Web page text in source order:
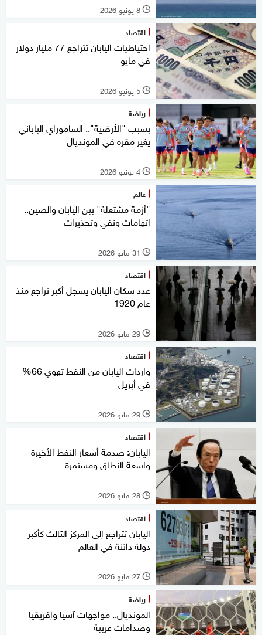
l 8 يونيو 2026
اقتصاد
احتياطيات اليابان تتراجع 77 مليار دولار
في مايو
l 5 يونيو 2026
رياضة
بسبب "الأرضية".. الساموراي الياباني
يغير مقره في المونديال
l 4 يونيو 2026
عالم
"أزمة مشتعلة" بين اليابان والصين..
اتهامات ونفي وتحذيرات
l 31 مايو 2026
اقتصاد
عدد سكان اليابان يسجل أكبر تراجع منذ
عام 1920
l 29 مايو 2026
اقتصاد
واردات اليابان من النفط تهوي 66%
في أبريل
l 29 مايو 2026
اقتصاد
اليابان: صدمة أسعار النفط الأخيرة
واسعة النطاق ومستمرة
l 28 مايو 2026
اقتصاد
اليابان تتراجع إلى المركز الثالث كأكبر
دولة دائنة في العالم
l 27 مايو 2026
رياضة
المونديال.. مواجهات آسيا وإفريقيا
وصدامات عربية